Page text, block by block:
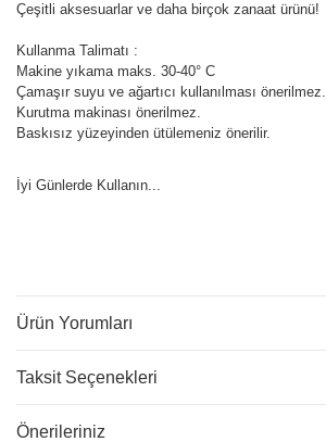
Çeşitli aksesuarlar ve daha birçok zanaat ürünü!
Kullanma Talimatı :
Makine yıkama maks. 30-40° C
Çamaşır suyu ve ağartıcı kullanılması önerilmez.
Kurutma makinası önerilmez.
Baskısız yüzeyinden ütülemeniz önerilir.
İyi Günlerde Kullanın...
Ürün Yorumları
Taksit Seçenekleri
Önerileriniz